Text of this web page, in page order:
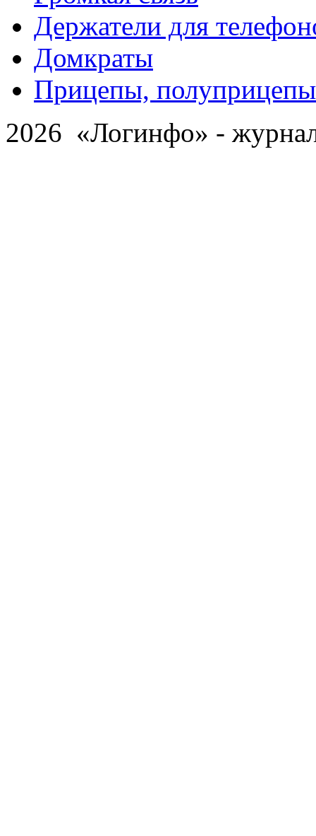
Держатели для
Домкраты
Прицепы, полуприцепы
2026 «Логинфо» -